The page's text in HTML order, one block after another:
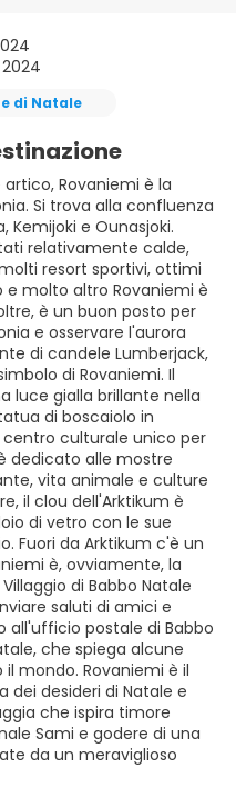
di Natale
Rovaniemi è la
Si trova alla confluenza
Kemijoki e Ounasjoki.
relativamente calde,
resort sportivi, ottimi
molto altro Rovaniemi è
è un buon posto per
e osservare l'aurora
di candele Lumberjack,
di Rovaniemi. Il
luce gialla brillante nella
di boscaiolo in
centro culturale unico per
dedicato alle mostre
vita animale e culture
il clou dell'Arktikum è
di vetro con le sue
Fuori da Arktikum c'è un
è, ovviamente, la
di Babbo Natale
saluti di amici e
all'ufficio postale di Babbo
che spiega alcune
mondo. Rovaniemi è il
dei desideri di Natale e
che ispira timore
Sami e godere di una
da un meraviglioso